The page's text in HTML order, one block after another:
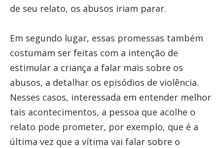
de seu relato, os abusos iriam parar.
Em segundo lugar, essas promessas também
costumam ser feitas com a intenção de
estimular a criança a falar mais sobre os
abusos, a detalhar os episódios de violência.
Nesses casos, interessada em entender melhor
tais acontecimentos, a pessoa que acolhe o
relato pode prometer, por exemplo, que é a
última vez que a vítima vai falar sobre o